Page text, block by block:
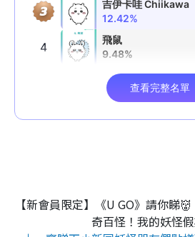
【新會員限定】《U GO》請你睇
奇百怪！我的妖怪假